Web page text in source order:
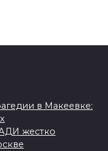
в Макеевке:
жестко